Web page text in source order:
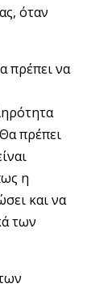
όταν
πρέπει να
πρέπει
η
και να
των